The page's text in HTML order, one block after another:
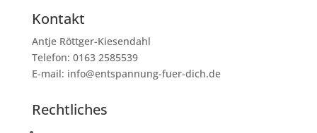
Kontakt
Antje Röttger-Kiesendahl
Telefon: 0163 2585539
E-mail: info@entspannung-fuer-dich.de
Rechtliches